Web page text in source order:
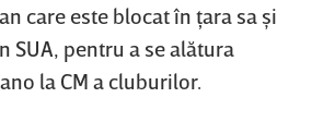
care este blocat în ţara sa şi
SUA, pentru a se alătura
la CM a cluburilor.